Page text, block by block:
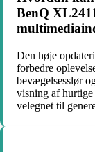
BenQ
Den høje
forbedre
bevægelsesslør
visning af
velegnet til